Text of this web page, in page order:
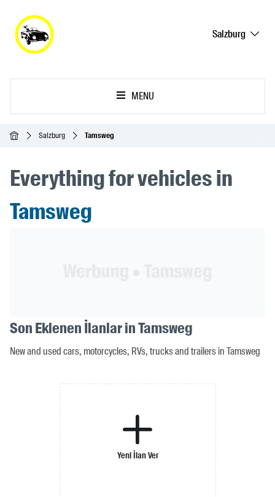
Salzburg
MENU
Ana SayfaSalzburg Tamsweg
Everything for vehicles in
Tamsweg
Son Eklenen İlanlar in Tamsweg
New and used cars, motorcycles, RVs, trucks and trailers in Tamsweg
Yeni İlan Ver